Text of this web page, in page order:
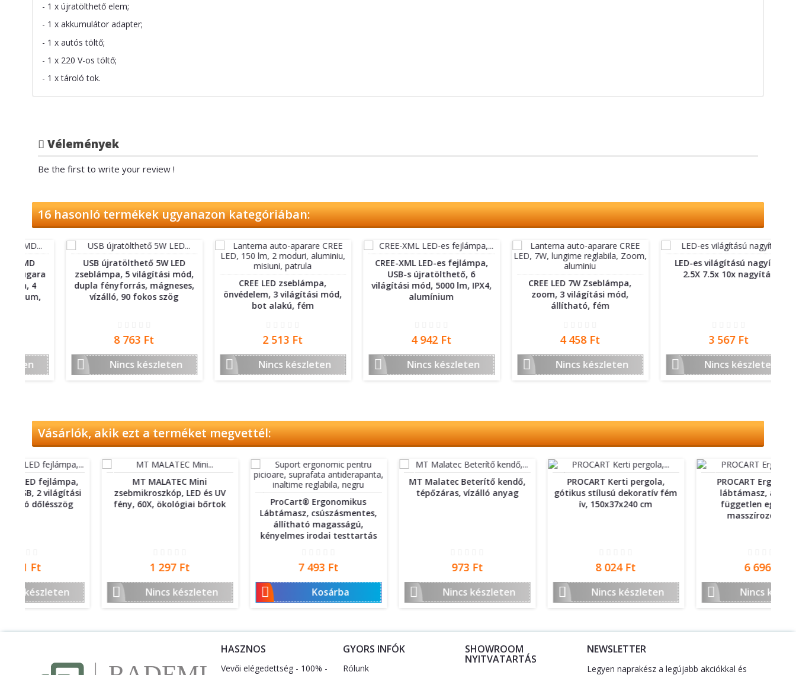
- 1 x újratölthető elem;
- 1 x akkumulátor adapter;
- 1 x autós töltő;
- 1 x 220 V-os töltő;
- 1 x tároló tok.
Vélemények
Be the first to write your review !
16 hasonló termékek ugyanazon kategóriában:
USB újratölthető 5W LED
zseblámpa, 5 világítási mód,
dupla fényforrás, mágneses,
vízálló, 90 fokos szög
8 763 Ft
 Nincs készleten
CREE LED zseblámpa,
önvédelem, 3 világítási mód,
bot alakú, fém
2 513 Ft
 Nincs készleten
CREE-XML LED-es fejlámpa,
USB-s újratölthető, 6
világítási mód, 5000 lm, IPX4,
alumínium
4 942 Ft
 Nincs készleten
CREE LED 7W Zseblámpa,
zoom, 3 világítási mód,
állítható, fém
4 458 Ft
 Nincs készleten
LED-es világítású nagyító,
2.5X 7.5x 10x nagyítás
3 567 Ft
 Nincs készleten
Vásárlók, akik ezt a terméket megvettél:
MT MALATEC Mini
zsebmikroszkóp, LED és UV
fény, 60X, ökológiai bőrtok
 Nincs készleten
ProCart® Ergonomikus
Lábtámasz, csúszásmentes,
állítható magasságú,
kényelmes irodai testtartás
 Kosárba
MT Malatec Beterítő kendő,
tépőzáras, vízálló anyag
 Nincs készleten
PROCART Kerti pergola,
gótikus stílusú dekoratív fém
ív, 150x37x240 cm
 Nincs készleten
PROCART Ergonomikus
lábtámasz, állítható,
független egyensúly,
masszírozó görgő
 Nincs készleten
HASZNOS
Vevői elégedettség - 100% -
GYORS INFÓK
Rólunk
SHOWROOM
NYITVATARTÁS
NEWSLETTER
Legyen naprakész a legújabb akciókkal és